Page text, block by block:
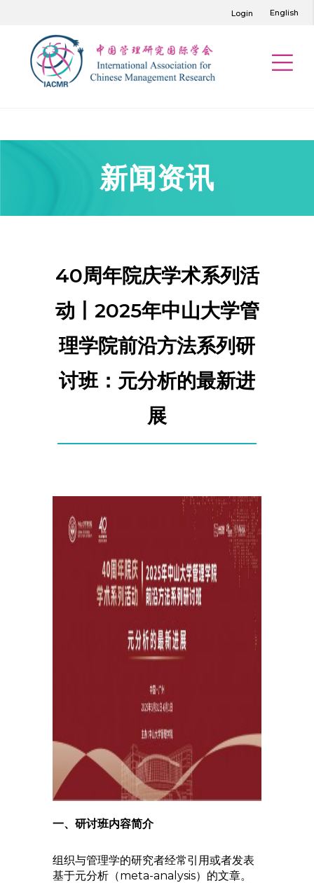
Login English
新闻资讯
40周年院庆学术系列活
动丨2025年中山大学管
理学院前沿方法系列研
讨班：元分析的最新进
展
一、研讨班内容简介
组织与管理学的研究者经常引用或者发表
基于元分析（meta-analysis）的文章。